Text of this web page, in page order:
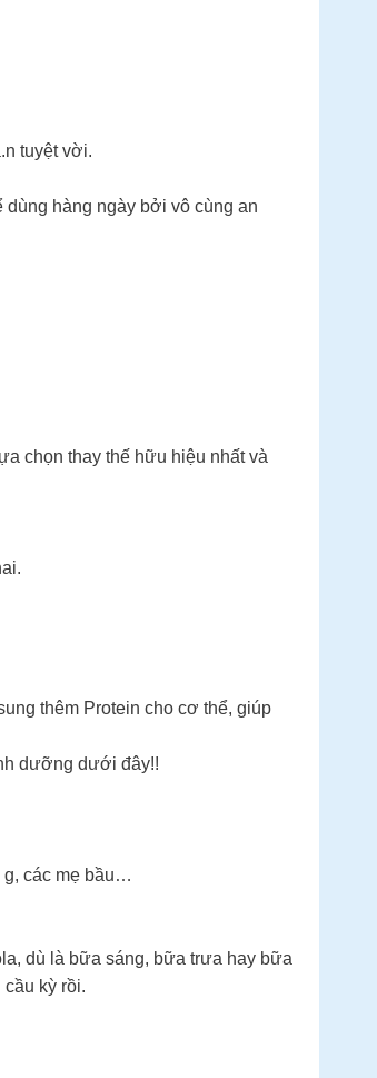
tuyệt vời.
hàng ngày bởi vô cùng an
chọn thay thế hữu hiệu nhất và
thêm Protein cho cơ thể, giúp
dưỡng dưới đây!!
g, các mẹ bầu…
dù là bữa sáng, bữa trưa hay bữa
kỳ rồi.